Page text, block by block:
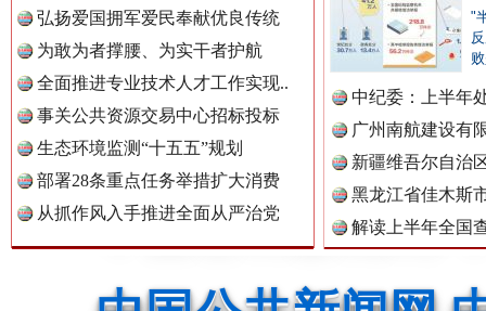
弘扬爱国拥军爱民奉献优良传统
为敢为者撑腰、为实干者护航
全面推进专业技术人才工作实现..
事关公共资源交易中心招标投标
生态环境监测“十五五”规划
部署28条重点任务举措扩大消费
从抓作风入手推进全面从严治党
"
中纪委：上半年
广州南航建设有
新疆维吾尔自治
黑龙江省佳木斯
解读上半年全国
中国公众新闻网.
中国公民新闻网.
中国公共新闻网.
红船起航处 潮起向未来 广州首